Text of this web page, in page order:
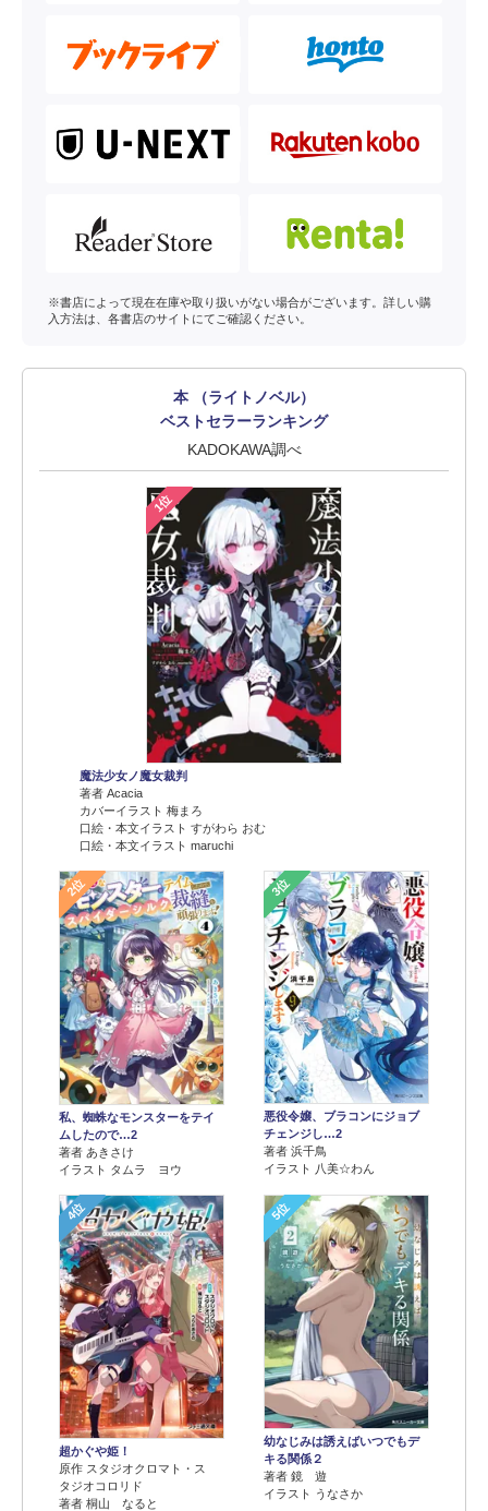
※書店によって現在在庫や取り扱いがない場合がございます。詳しい購
入方法は、各書店のサイトにてご確認ください。
本 （ライトノベル）
ベストセラーランキング
KADOKAWA調べ
1位
魔法少女ノ魔女裁判
著者 Acacia
カバーイラスト 梅まろ
口絵・本文イラスト すがわら おむ
口絵・本文イラスト maruchi
2位
私、蜘蛛なモンスターをテイ
ムしたので…2
著者 あきさけ
イラスト タムラ ヨウ
3位
悪役令嬢、ブラコンにジョブ
チェンジし…2
著者 浜千鳥
イラスト 八美☆わん
4位
超かぐや姫！
原作 スタジオクロマト・ス
タジオコロリド
著者 桐山 なると
5位
幼なじみは誘えばいつでもデ
キる関係２
著者 鏡 遊
イラスト うなさか